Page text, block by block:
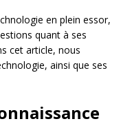
en plein essor,
quant à ses
cet article, nous
ainsi que ses